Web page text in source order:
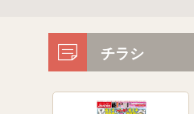
チラシ